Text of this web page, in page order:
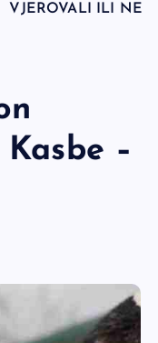
VJEROVALI ILI NE
–